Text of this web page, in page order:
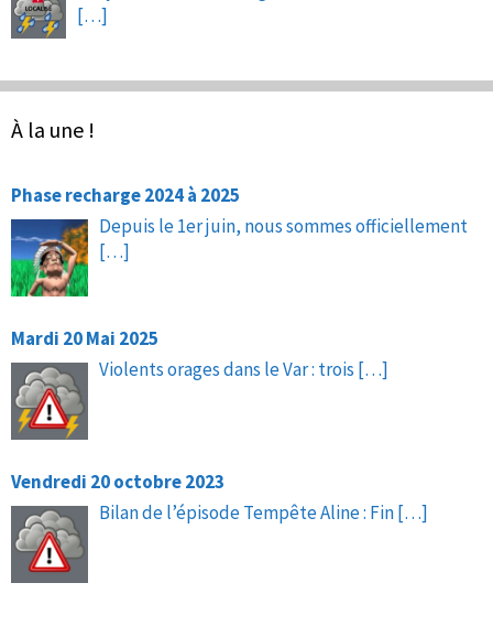
[…]
À la une !
Phase recharge 2024 à 2025
Depuis le 1er juin, nous sommes officiellement
[…]
Mardi 20 Mai 2025
Violents orages dans le Var : trois […]
Vendredi 20 octobre 2023
Bilan de l’épisode Tempête Aline : Fin[…]